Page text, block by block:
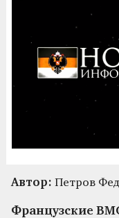
Автор: Петров
Французские